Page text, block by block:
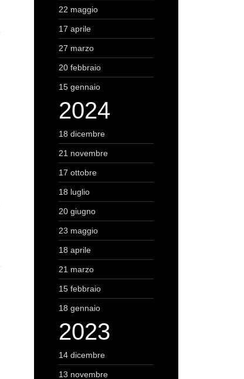
22 maggio
17 aprile
27 marzo
20 febbraio
15 gennaio
2024
18 dicembre
21 novembre
17 ottobre
18 luglio
20 giugno
23 maggio
18 aprile
21 marzo
15 febbraio
18 gennaio
2023
14 dicembre
13 novembre